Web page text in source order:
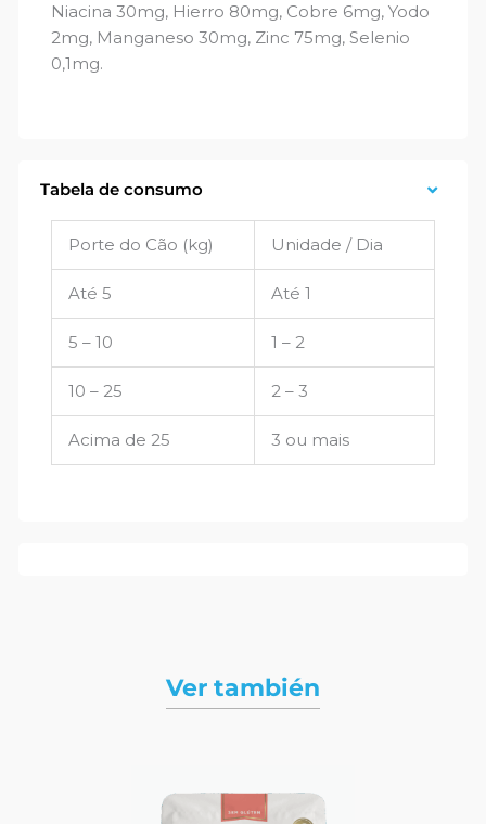
Niacina 30mg, Hierro 80mg, Cobre 6mg, Yodo
2mg, Manganeso 30mg, Zinc 75mg, Selenio
0,1mg.
Tabela de consumo
Porte do Cão (kg) Unidade / Dia
Até 5 Até 1
5 – 10 1 – 2
10 – 25 2 – 3
Acima de 25 3 ou mais
Ver también